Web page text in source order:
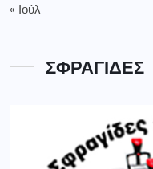
« Ιούλ
ΣΦΡΑΓΙΔΕΣ